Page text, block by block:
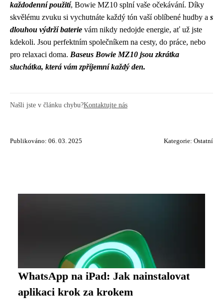
každodenní použití, Bowie MZ10 splní vaše očekávání. Díky
skvělému zvuku si vychutnáte každý tón vaší oblíbené hudby a s
dlouhou výdrží baterie vám nikdy nedojde energie, ať už jste
kdekoli. Jsou perfektním společníkem na cesty, do práce, nebo
pro relaxaci doma. Baseus Bowie MZ10 jsou zkrátka
sluchátka, která vám zpříjemní každý den.
Našli jste v článku chybu?Kontaktujte nás
Publikováno: 06. 03. 2025 Kategorie: Ostatní
WhatsApp na iPad: Jak nainstalovat
aplikaci krok za krokem